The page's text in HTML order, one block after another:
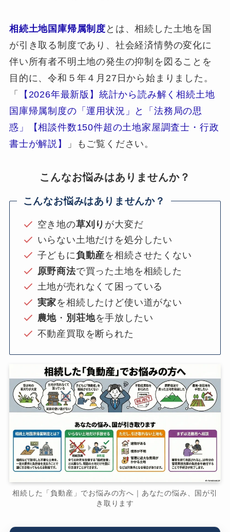
相続土地国庫帰属制度 とは、相続した土地を国
が引き取る制度であり、社会経済情勢の変化に
伴い所有者不明土地の発生の抑制を図ることを
目的に、令和５年４月27日から始まりました。
「
【2026年最新版】統計から読み解く相続土地
国庫帰属制度の「運用状況」と「法務局の思
惑」【相談件数150件超の土地家屋調査士・行政
書士が解説】
」もご覧ください。
こんなお悩みはありませんか？
こんなお悩みはありませんか？
空き地の草刈り が大変だ
いらない土地だけを処分したい
子どもに負動産を相続させたくない
原野商法で買った土地を相続した
土地が売れなくて困っている
実家を相続したけど使い道がない
農地 ・ 別荘地を手放したい
不動産買取を断られた
相続した「負動産」でお悩みの方へ｜あなたの悩み、国が引
き取ります